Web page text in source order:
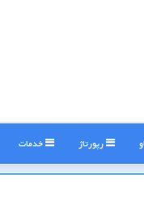
رپورتاژ خدمات